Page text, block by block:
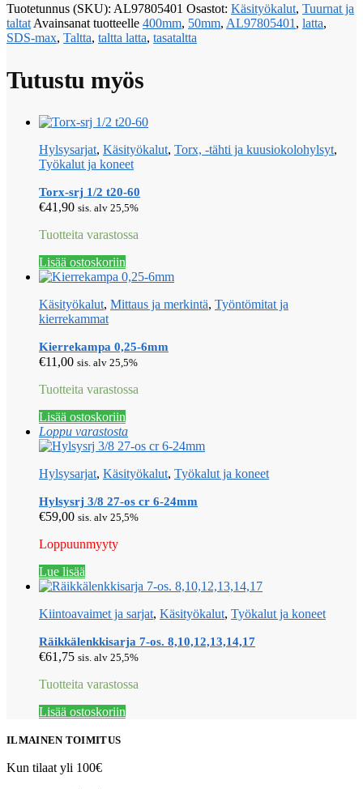
Tuotetunnus (SKU): AL97805401 Osastot: Käsityökalut, Tuurnat ja
taltat Avainsanat tuotteelle 400mm, 50mm, AL97805401 , latta,
SDS-max, Taltta, taltta latta, tasataltta
Tutustu myös
Hylsysarjat, Käsityökalut, Torx, -tähti ja kuusiokolohylsyt,
Työkalut ja koneet
Torx-srj 1/2 t20-60
€41,90 sis. alv 25,5%
Tuotteita varastossa
Lisää ostoskoriin
Käsityökalut, Mittaus ja merkintä, Työntömitat ja
kierrekammat
Kierrekampa 0,25-6mm
€11,00 sis. alv 25,5%
Tuotteita varastossa
Lisää ostoskoriin
Loppu varastosta
Hylsysarjat, Käsityökalut, Työkalut ja koneet
Hylsysrj 3/8 27-os cr 6-24mm
€59,00 sis. alv 25,5%
Loppuunmyyty
Lue lisää
Kiintoavaimet ja sarjat, Käsityökalut, Työkalut ja koneet
Räikkälenkkisarja 7-os. 8,10,12,13,14,17
€61,75 sis. alv 25,5%
Tuotteita varastossa
Lisää ostoskoriin
ILMAINEN TOIMITUS
Kun tilaat yli 100€